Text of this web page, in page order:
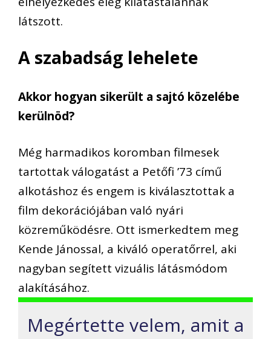
látszott.
A szabadság lehelete
Akkor hogyan sikerült a sajtó közelébe
kerülnöd?
Még harmadikos koromban filmesek
tartottak válogatást a Petőfi ’73 című
alkotáshoz és engem is kiválasztottak a
film dekorációjában való nyári
közreműködésre. Ott ismerkedtem meg
Kende Jánossal, a kiváló operatőrrel, aki
nagyban segített vizuális látásmódom
alakításához.
Megértette velem, amit a